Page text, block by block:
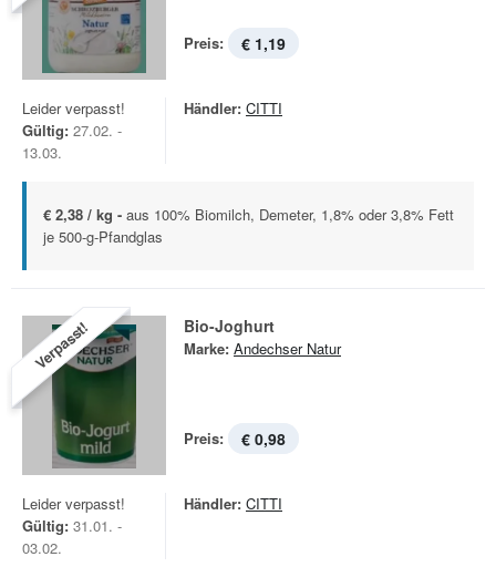
Preis: € 1,19
Leider verpasst!
Gültig: 27.02. -
13.03.
Händler: CITTI
€ 2,38 / kg - aus 100% Biomilch, Demeter, 1,8% oder 3,8% Fett
je 500-g-Pfandglas
Verpasst! Bio-Joghurt
Marke: Andechser Natur
Preis: € 0,98
Leider verpasst!
Gültig: 31.01. -
03.02.
Händler: CITTI